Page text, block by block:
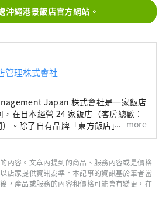
沖繩港景飯店官方網站。
管理株式會社
Japan 株式會社是一家飯店
，在日本經營 24 家飯店（客房總數：
。除了自有品牌「東方飯店」和「東
店」外，該公司還管理和經營各種飯
more
內容。文章內提到的商品、服務內容或是價格
店家提供資訊為準。本記事的資訊基於筆者當
，產品或服務的內容和價格可能會有變更，在